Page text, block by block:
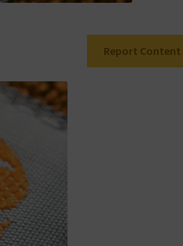
Report Content